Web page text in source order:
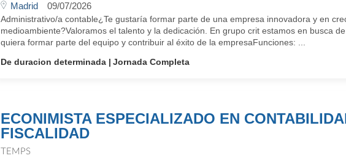
Madrid 09/07/2026
Administrativo/a contable¿Te gustaría formar parte de una empresa innovadora y en
medioambiente?Valoramos el talento y la dedicación. En grupo crit estamos en busca
quiera formar parte del equipo y contribuir al éxito de la empresaFunciones: ...
De duracion determinada
Jornada Completa
ECONIMISTA ESPECIALIZADO EN
FISCALIDAD
TEMPS